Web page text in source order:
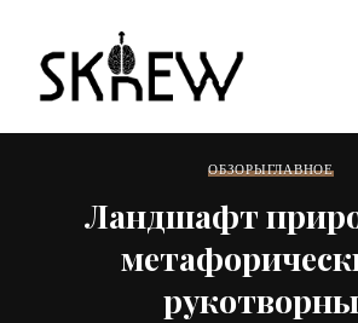
ОБЗОРЫГЛАВНОЕ
Ландшафт